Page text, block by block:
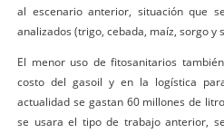
al escenario anterior, situación que
analizados (trigo, cebada, maíz, sorgo y
El menor uso de fitosanitarios
costo del gasoil y en la logística
actualidad se gastan 60 millones de
se usara el tipo de trabajo anterior,